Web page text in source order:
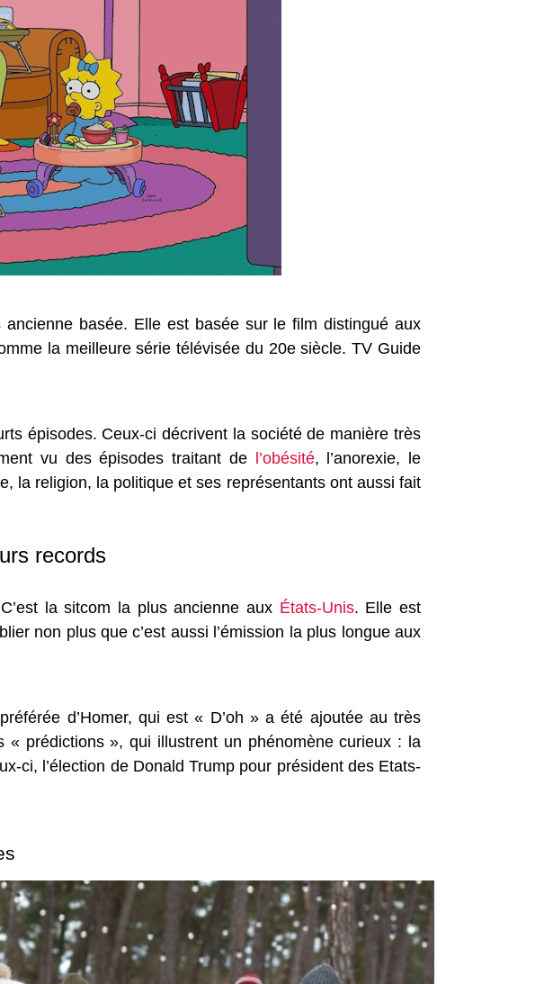
basée. Elle est basée sur le film distingué aux
la meilleure série télévisée du 20e siècle. TV Guide
épisodes. Ceux-ci décrivent la société de manière très
vu des épisodes traitant de
l’obésité, l’anorexie, le
la religion, la politique et ses représentants ont aussi fait
records
la sitcom la plus ancienne aux États-Unis. Elle est
non plus que c’est aussi l’émission la plus longue aux
d’Homer, qui est « D’oh » a été ajoutée au très
prédictions », qui illustrent un phénomène curieux : la
ci, l’élection de Donald Trump pour président des Etats-